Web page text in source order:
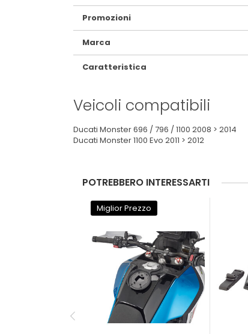
Promozioni
Marca
Caratteristica
Veicoli compatibili
Ducati Monster 696 / 796 / 1100 2008 > 2014
Ducati Monster 1100 Evo 2011 > 2012
POTREBBERO INTERESSARTI
Miglior Prezzo